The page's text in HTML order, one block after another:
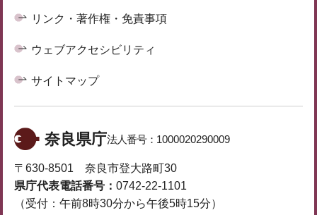
リンク・著作権・免責事項
ウェブアクセシビリティ
サイトマップ
奈良県庁法人番号： 1000020290009
〒630-8501 奈良市登大路町30
県庁代表電話番号： 0742-22-1101
（受付：午前8時30分から午後5時15分）